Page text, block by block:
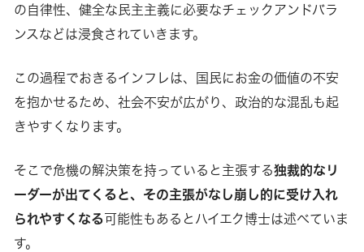
の自律性、健全な民主主義に必要なチェックアンドバラ
ンスなどは浸食されていきます。
この過程でおきるインフレは、国民にお金の価値の不安
を抱かせるため、社会不安が広がり、政治的な混乱も起
きやすくなります。
そこで危機の解決策を持っていると主張する独裁的なリ
ーダーが出てくると、その主張がなし崩し的に受け入れ
られやすくなる可能性もあるとハイエク博士は述べていま
す。